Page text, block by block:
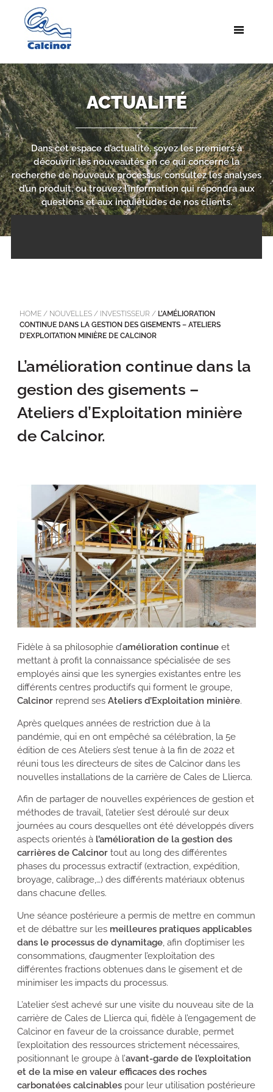
ACTUALITÉ
Dans cet espace d’actualité, soyez les premiers à
découvrir les nouveautés en ce qui concerne la
recherche de nouveaux processus, consultez les analyses
d’un produit, ou trouvez l’information qui répondra aux
questions et aux inquiétudes de nos clients.
HOME/ NOUVELLES/ INVESTISSEUR / L’AMÉLIORATION
CONTINUE DANS LA GESTION DES GISEMENTS – ATELIERS
D’EXPLOITATION MINIÈRE DE CALCINOR
L’amélioration continue dans la
gestion des gisements –
Ateliers d’Exploitation minière
de Calcinor.
Fidèle à sa philosophie d’amélioration continueet
mettant à profit la connaissance spécialisée de ses
employés ainsi que les synergies existantes entre les
différents centres productifs qui forment le groupe,
Calcinorreprend ses Ateliers d’Exploitation minière.
Après quelques années de restriction due à la
pandémie, qui en ont empêché sa célébration, la 5e
édition de ces Ateliers s’est tenue à la fin de 2022 et
réuni tous les directeurs de sites de Calcinor dans les
nouvelles installations de la carrière de Cales de Llierca.
Afin de partager de nouvelles expériences de gestion et
méthodes de travail, l’atelier s’est déroulé sur deux
journées au cours desquelles ont été développés divers
aspects orientés à l’amélioration de la gestion des
carrières de Calcinortout au long des différentes
phases du processus extractif (extraction, expédition,
broyage, calibrage,…) des différents matériaux obtenus
dans chacune d’elles.
Une séance postérieure a permis de mettre en commun
et de débattre sur les meilleures pratiques applicables
dans le processus de dynamitage, afin d’optimiser les
consommations, d’augmenter l’exploitation des
différentes fractions obtenues dans le gisement et de
minimiser les impacts du processus.
L’atelier s’est achevé sur une visite du nouveau site de la
carrière de Cales de Llierca qui, fidèle à l’engagement de
Calcinor en faveur de la croissance durable, permet
l’exploitation des ressources strictement nécessaires,
positionnant le groupe à l’avant-garde de l’exploitation
et de la mise en valeur efficaces des roches
carbonatées calcinables pour leur utilisation postérieure